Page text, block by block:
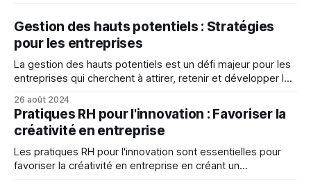
Gestion des hauts potentiels : Stratégies
pour les entreprises
La gestion des hauts potentiels est un défi majeur pour les
entreprises qui cherchent à attirer, retenir et développer les
26 août 2024
Pratiques RH pour l'innovation : Favoriser la
créativité en entreprise
Les pratiques RH pour l'innovation sont essentielles pour
favoriser la créativité en entreprise en créant un